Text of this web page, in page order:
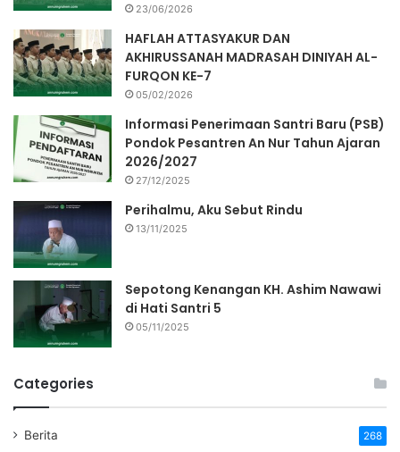
23/06/2026
HAFLAH ATTASYAKUR DAN
AKHIRUSSANAH MADRASAH DINIYAH AL-
FURQON KE-7
05/02/2026
Informasi Penerimaan Santri Baru (PSB)
Pondok Pesantren An Nur Tahun Ajaran
2026/2027
27/12/2025
Perihalmu, Aku Sebut Rindu
13/11/2025
Sepotong Kenangan KH. Ashim Nawawi
di Hati Santri 5
05/11/2025
Categories
Berita 268